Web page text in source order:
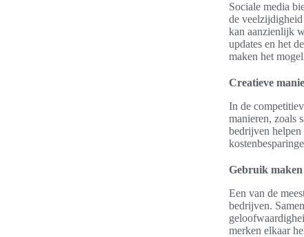
Sociale media
de
kan aanzienlijk
updates en het
maken het
Creatieve
In de
manieren, zoals
bedrijven helpen
Gebruik
Een van de
bedrijven.
merken elkaar